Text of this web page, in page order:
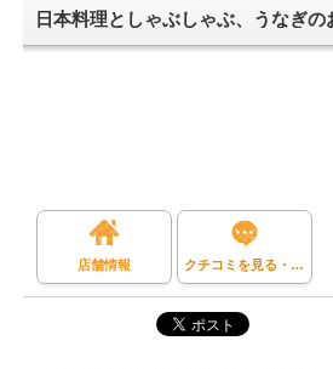
日本料理としゃぶしゃぶ、うなぎの
店舗情報 クチコミを見る・投稿する